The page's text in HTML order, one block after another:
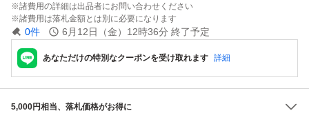
諸費用の詳細は出品者にお問い合わせください
諸費用は落札金額とは別に必要になります
0件 6月12日（金）12時36分 終了予定
あなただけの特別なクーポンを受け取れます 詳細
5,000円相当、落札価格がお得に